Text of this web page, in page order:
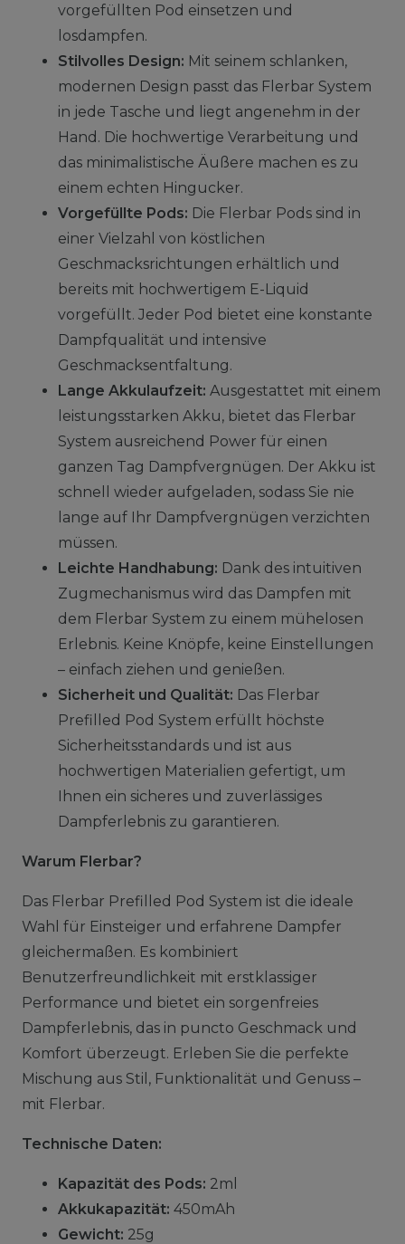
vorgefüllten Pod einsetzen und
losdampfen.
Stilvolles Design: Mit seinem schlanken,
modernen Design passt das Flerbar System
in jede Tasche und liegt angenehm in der
Hand. Die hochwertige Verarbeitung und
das minimalistische Äußere machen es zu
einem echten Hingucker.
Vorgefüllte Pods: Die Flerbar Pods sind in
einer Vielzahl von köstlichen
Geschmacksrichtungen erhältlich und
bereits mit hochwertigem E-Liquid
vorgefüllt. Jeder Pod bietet eine konstante
Dampfqualität und intensive
Geschmacksentfaltung.
Lange Akkulaufzeit: Ausgestattet mit einem
leistungsstarken Akku, bietet das Flerbar
System ausreichend Power für einen
ganzen Tag Dampfvergnügen. Der Akku ist
schnell wieder aufgeladen, sodass Sie nie
lange auf Ihr Dampfvergnügen verzichten
müssen.
Leichte Handhabung: Dank des intuitiven
Zugmechanismus wird das Dampfen mit
dem Flerbar System zu einem mühelosen
Erlebnis. Keine Knöpfe, keine Einstellungen
– einfach ziehen und genießen.
Sicherheit und Qualität: Das Flerbar
Prefilled Pod System erfüllt höchste
Sicherheitsstandards und ist aus
hochwertigen Materialien gefertigt, um
Ihnen ein sicheres und zuverlässiges
Dampferlebnis zu garantieren.
Warum Flerbar?
Das Flerbar Prefilled Pod System ist die ideale
Wahl für Einsteiger und erfahrene Dampfer
gleichermaßen. Es kombiniert
Benutzerfreundlichkeit mit erstklassiger
Performance und bietet ein sorgenfreies
Dampferlebnis, das in puncto Geschmack und
Komfort überzeugt. Erleben Sie die perfekte
Mischung aus Stil, Funktionalität und Genuss –
mit Flerbar.
Technische Daten:
Kapazität des Pods: 2ml
Akkukapazität: 450mAh
Gewicht: 25g